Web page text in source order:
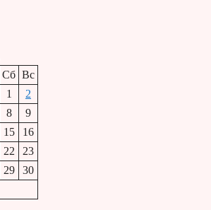
Сб Вс
1
2
8
9
15
16
22
23
29
30